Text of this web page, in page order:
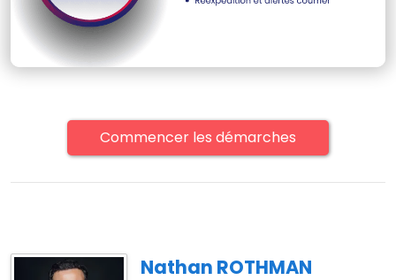
Commencer les démarches
Nathan ROTHMAN